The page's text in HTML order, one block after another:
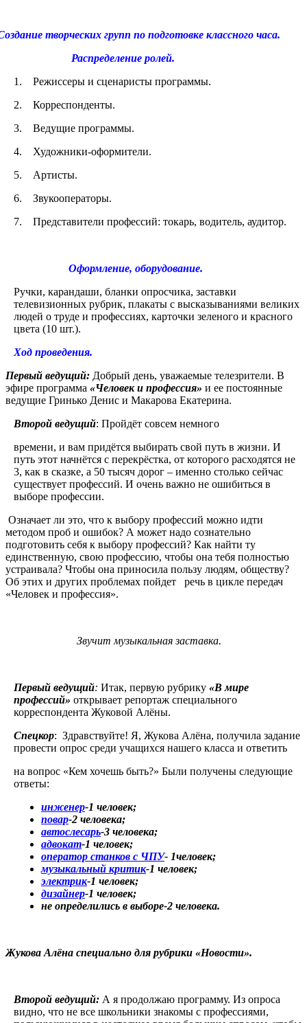
творческих групп по подготовке классного часа.
ролей.
1. Режиссеры и сценаристы программы.
2. Корреспонденты.
3. Ведущие программы.
4. Художники-оформители.
5. Артисты.
6. Звукооператоры.
7. Представители профессий: токарь, водитель, аудитор.
Оформление, оборудование.
Ручки, карандаши, бланки опросчика, заставки
телевизионных рубрик, плакаты с высказываниями великих
людей о труде и профессиях, карточки зеленого и красного
цвета (10 шт.).
Ход проведения.
Первый ведущий: Добрый день, уважаемые телезрители. В
эфире программа «Человек и профессия» и ее постоянные
ведущие Гринько Денис и Макарова Екатерина.
Второй ведущий: Пройдёт совсем немного
времени, и вам придётся выбирать свой путь в жизни. И
путь этот начнётся с перекрёстка, от которого расходятся не
3, как в сказке, а 50 тысяч дорог – именно столько сейчас
существует профессий. И очень важно не ошибиться в
выборе профессии.
Означает ли это, что к выбору профессий можно идти
методом проб и ошибок? А может надо сознательно
подготовить себя к выбору профессий? Как найти ту
единственную, свою профессию, чтобы она тебя полностью
устраивала? Чтобы она приносила пользу людям, обществу?
Об этих и других проблемах пойдет речь в цикле передач
«Человек и профессия».
Звучит музыкальная заставка.
Первый ведущий: Итак, первую рубрику «В мире
профессий» открывает репортаж специального
корреспондента Жуковой Алёны.
Спецкор: Здравствуйте! Я, Жукова Алёна, получила задание
провести опрос среди учащихся нашего класса и ответить
на вопрос «Кем хочешь быть?» Были получены следующие
ответы:
инженер-1 человек;
повар-2 человека;
автослесарь-3 человека;
адвокат-1 человек;
оператор станков с ЧПУ- 1человек;
музыкальный критик-1 человек;
электрик-1 человек;
дизайнер-1 человек;
не определились в выборе-2 человека.
Жукова Алёна специально для рубрики «Новости».
Второй ведущий: А я продолжаю программу. Из опроса
видно, что не все школьники знакомы с профессиями,